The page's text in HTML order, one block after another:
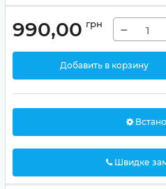
990,00 грн −
Добавить в корзину
Швидке